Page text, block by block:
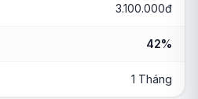
3.100.000đ
42%
1 Tháng